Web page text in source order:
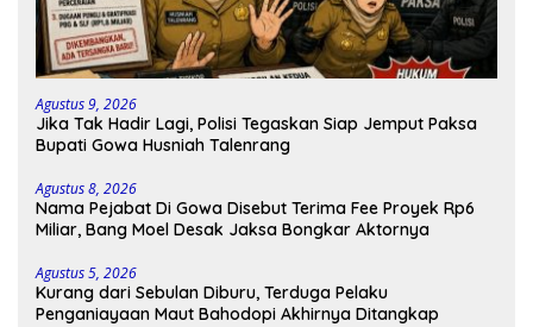
Agustus 9, 2026
Jika Tak Hadir Lagi, Polisi Tegaskan Siap Jemput Paksa
Bupati Gowa Husniah Talenrang
Agustus 8, 2026
Nama Pejabat Di Gowa Disebut Terima Fee Proyek Rp6
Miliar, Bang Moel Desak Jaksa Bongkar Aktornya
Agustus 5, 2026
Kurang dari Sebulan Diburu, Terduga Pelaku
Penganiayaan Maut Bahodopi Akhirnya Ditangkap